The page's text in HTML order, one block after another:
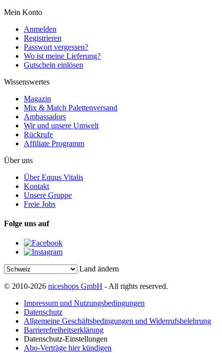
Mein Konto
Anmelden
Registrieren
Passwort vergessen?
Wo ist meine Lieferung?
Gutschein einlösen
Wissenswertes
Magazin
Mix & Match Palettenversand
Ambassadors
Wir und unsere Umwelt
Rückrufe
Affiliate Programm
Über uns
Über Equus Vitalis
Kontakt
Unsere Gruppe
Freie Jobs
Folge uns auf
Land ändern
© 2010-2026 niceshops GmbH - All rights reserved.
Impressum und Nutzungsbedingungen
Datenschutz
Allgemeine Geschäftsbedingungen und Widerrufsbelehrung
Barrierefreiheitserklärung
Datenschutz-Einstellungen
Abo-Verträge hier kündigen